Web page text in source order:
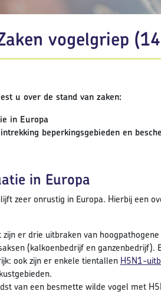
vogelgriep
u over de stand van zaken:
in Europa
beperkingsgebieden en
in Europa
zeer onrustig in Europa. Hierbij een
zijn er drie uitbraken van
(kalkoenbedrijf en
ook zijn er enkele tientallen H5N1-
van een besmette wilde vogel met